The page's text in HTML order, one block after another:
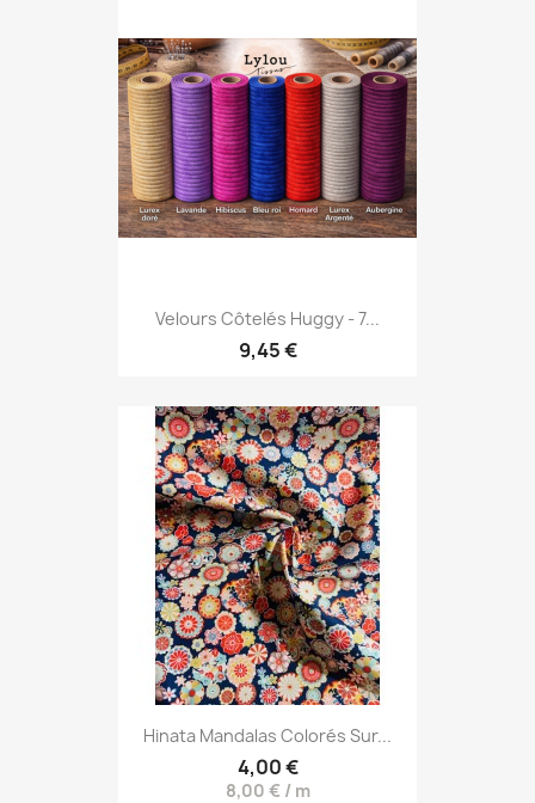
Velours Côtelés Huggy - 7...
9,45 €
Hinata Mandalas Colorés Sur...
4,00 €
8,00 € / m